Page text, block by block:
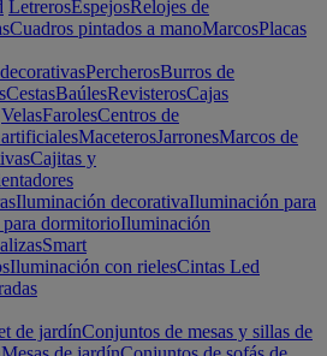
LetrerosEspejosRelojes de
Cuadros pintados a manoMarcosPlacas
PercherosBurros de
CestasBaúlesRevisterosCajas
VelasFarolesCentros de
MaceterosJarronesMarcos de
Cajitas y
Iluminación decorativaIluminación para
dormitorioIluminación
Smart
Iluminación con rielesCintas Led
de jardínConjuntos de mesas y sillas de